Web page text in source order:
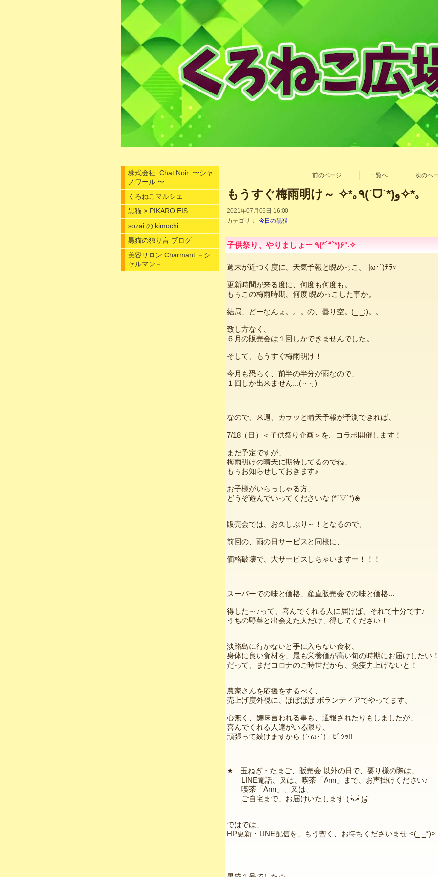
前のページ 一覧へ 次のペ
もうすぐ梅雨明け～ ✧*｡٩(ˊᗜˋ*)و✧*｡
2021年07月06日 16:00
カテゴリ：
今日の黒猫
子供祭り、やりましょー ٩(*´꒳`*)۶°˖✧
週末が近づく度に、天気予報と睨めっこ。 |ω･`)ﾁﾗｯ
更新時間が来る度に、何度も何度も。
もぅこの梅雨時期、何度 睨めっこした事か。
結局、どーなんょ。。。の、曇り空。(_ _;)。。
致し方なく、
６月の販売会は１回しかできませんでした。
そして、もうすぐ梅雨明け！
今月も恐らく、前半の半分が雨なので、
１回しか出来ません...( ᵕ_ᵕ̩̩ )
なので、来週、カラッと晴天予報が予測できれば、
7/18（日）＜子供祭り企画＞を、コラボ開催します！
まだ予定ですが、
梅雨明けの晴天に期待してるのでね、
もぅお知らせしておきます♪
お子様がいらっしゃる方、
どうぞ遊んでいってくださいな (*´▽`*)❀
販売会では、お久しぶり～！となるので、
前回の、雨の日サービスと同様に、
価格破壊で、大サービスしちゃいますー！！！
スーパーでの味と価格、産直販売会での味と価格...
得した～♪って、喜んでくれる人に届けば、それで十分です♪
うちの野菜と出会えた人だけ、得してください！
淡路島に行かないと手に入らない食材、
身体に良い食材を、最も栄養価が高い旬の時期にお届けしたい
だって、まだコロナのご時世だから、免疫力上げないと！
農家さんを応援をするべく、
売上げ度外視に、ほぼほぼ ボランティアでやってます。
心無く、嫌味言われる事も、通報されたりもしましたが、
喜んでくれる人達がいる限り、
頑張って続けますから (`･ω･´)ゞﾋﾞｼｯ!!
★ 玉ねぎ・たまご、販売会 以外の日で、要り様の際は、
LINE電話、又は、喫茶「Ann」まで、お声掛けください♪
喫茶「Ann」、又は、
ご自宅まで、お届けいたします ( •̀ᴗ•́ )و ̑̑
ではでは、
HP更新・LINE配信を、もう暫く、お待ちくださいませ <(_ _*)>
株式会社 Chat Noir 〜シャ
ノワール 〜
くろねこマルシェ
黒猫 × PIKARO EIS
sozai の kimochi
黒猫の独り言 ブログ
美容サロン Charmant －シ
ャルマン－